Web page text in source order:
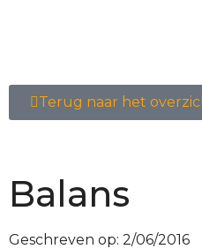
Terug naar het
Balans
Geschreven op: 2/06/2016